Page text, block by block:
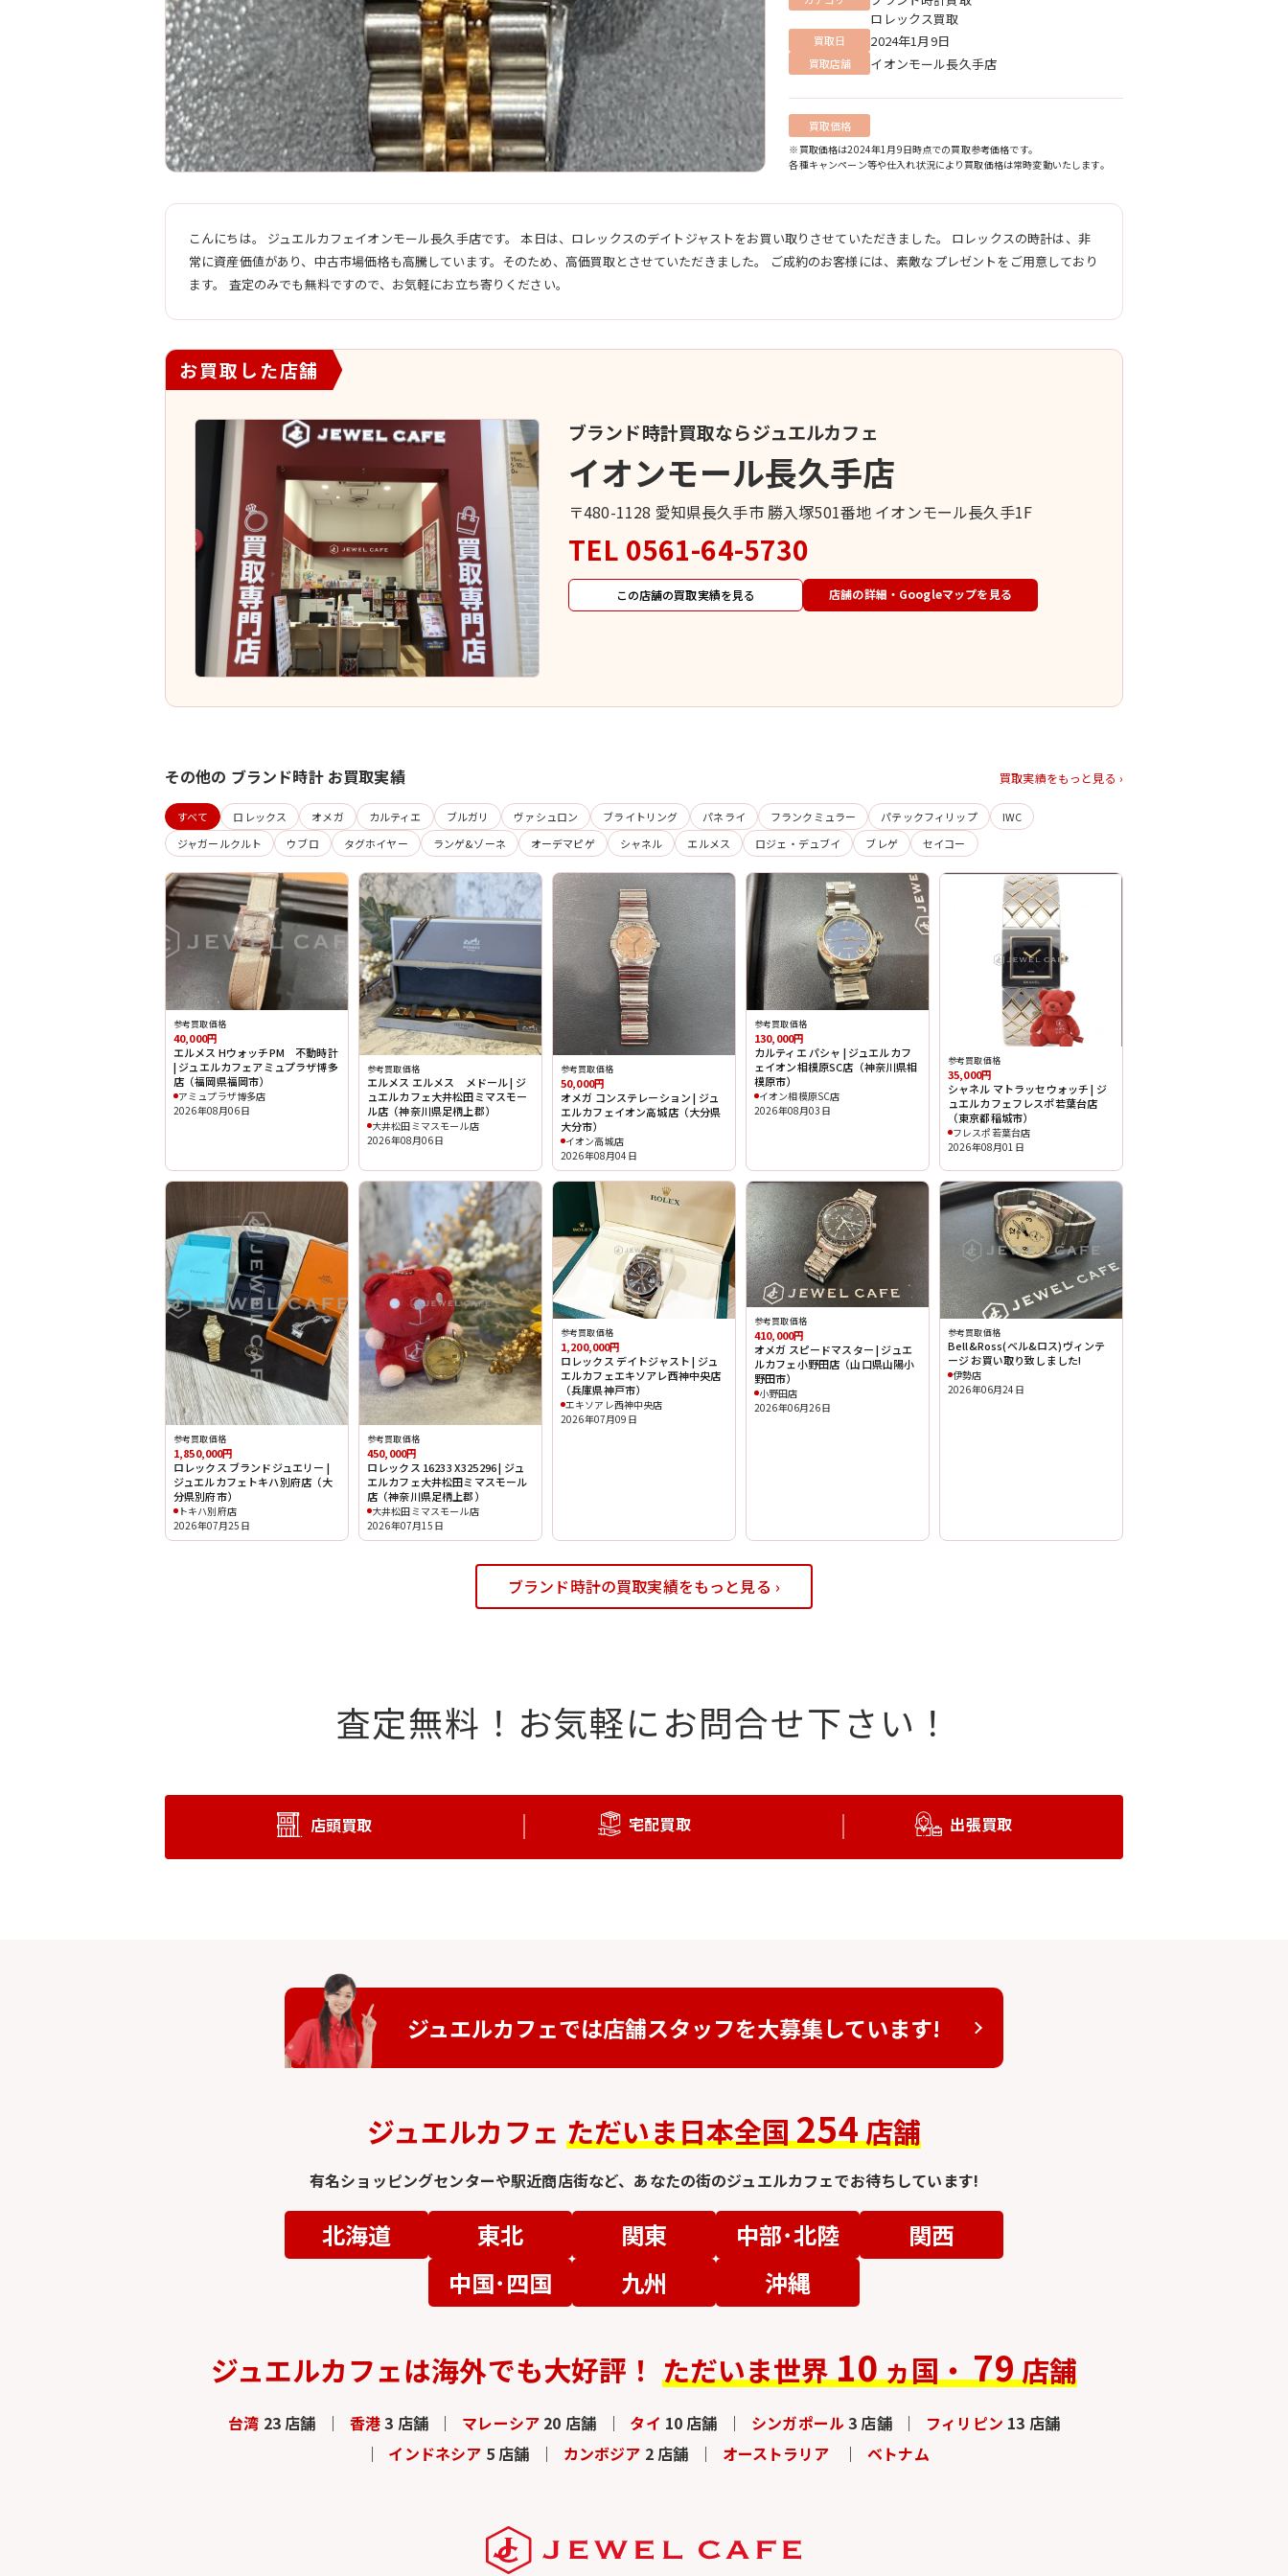
ロレックス買取
買取日 2024年1月9日
買取店舗 イオンモール長久手店
買取価格
※買取価格は2024年1月9日時点での買取参考価格です。
各種キャンペーン等や仕入れ状況により買取価格は常時変動いたします。
こんにちは。 ジュエルカフェイオンモール長久手店です。 本日は、ロレックスのデイトジャストをお買い取りさせていただきました。 ロレックスの時計は、非
常に資産価値があり、中古市場価格も高騰しています。そのため、高価買取とさせていただきました。 ご成約のお客様には、素敵なプレゼントをご用意しており
ます。 査定のみでも無料ですので、お気軽にお立ち寄りください。
お買取した店舗
ブランド時計買取ならジュエルカフェ
イオンモール長久手店
〒480-1128 愛知県長久手市 勝入塚501番地 イオンモール長久手1F
TEL 0561-64-5730
この店舗の買取実績を見る 店舗の詳細・Googleマップを見る
その他の ブランド時計 お買取実績 買取実績をもっと見る ›
すべて ロレックス オメガ カルティエ ブルガリ ヴァシュロン ブライトリング パネライ フランクミュラー パテックフィリップ
IWC
ジャガールクルト
ウブロ タグホイヤー ランゲ&ゾーネ オーデマピゲ シャネル エルメス ロジェ・デュブイ ブレゲ セイコー
参考買取価格
40,000円
エルメス HウォッチPM 不動時計
| ジュエルカフェアミュプラザ博多
店（福岡県福岡市）
アミュプラザ博多店
2026年08月06日
参考買取価格
エルメス エルメス メドール | ジ
ュエルカフェ大井松田ミマスモー
ル店（神奈川県足柄上郡）
大井松田ミマスモール店
2026年08月06日
参考買取価格
50,000円
オメガ コンステレーション | ジュ
エルカフェイオン高城店（大分県
大分市）
イオン高城店
2026年08月04日
参考買取価格
130,000円
カルティエ パシャ | ジュエルカフ
ェイオン相模原SC店（神奈川県相
模原市）
イオン相模原SC店
2026年08月03日
参考買取価格
35,000円
シャネル マトラッセウォッチ | ジ
ュエルカフェフレスポ若葉台店
（東京都稲城市）
フレスポ若葉台店
2026年08月01日
参考買取価格
1,850,000円
ロレックス ブランドジュエリー |
ジュエルカフェトキハ別府店（大
分県別府市）
トキハ別府店
2026年07月25日
参考買取価格
450,000円
ロレックス 16233 X325296 | ジュ
エルカフェ大井松田ミマスモール
店（神奈川県足柄上郡）
大井松田ミマスモール店
2026年07月15日
参考買取価格
1,200,000円
ロレックス デイトジャスト | ジュ
エルカフェエキソアレ西神中央店
（兵庫県神戸市）
エキソアレ西神中央店
2026年07月09日
参考買取価格
410,000円
オメガ スピードマスター | ジュエ
ルカフェ小野田店（山口県山陽小
野田市）
小野田店
2026年06月26日
参考買取価格
Bell&Ross(ベル&ロス)ヴィンテ
ージ お買い取り致しました!
伊勢店
2026年06月24日
ブランド時計の買取実績をもっと見る ›
査定無料！ お気軽にお問合せ下さい！
店頭買取 宅配買取 出張買取
ジュエルカフェでは店舗スタッフを大募集しています!
ジュエルカフェただいま日本全国254店舗
有名ショッピングセンターや駅近商店街など、 あなたの街のジュエルカフェでお待ちしています!
北海道 東北 関東 中部･北陸
関西
中国･四国
九州 沖縄
ジュエルカフェは海外でも大好評！ ただいま世界10ヵ国・79店舗
台湾 23 店舗 香港3 店舗 マレーシア 20 店舗 タイ 10 店舗 シンガポール3 店舗 フィリピン 13 店舗
インドネシア 5 店舗 カンボジア 2 店舗 オーストラリア ベトナム